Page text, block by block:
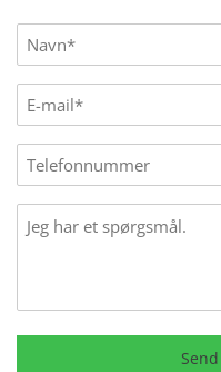
Name(Påkrævet)
E-
mail(Påkrævet)
Phone
Message